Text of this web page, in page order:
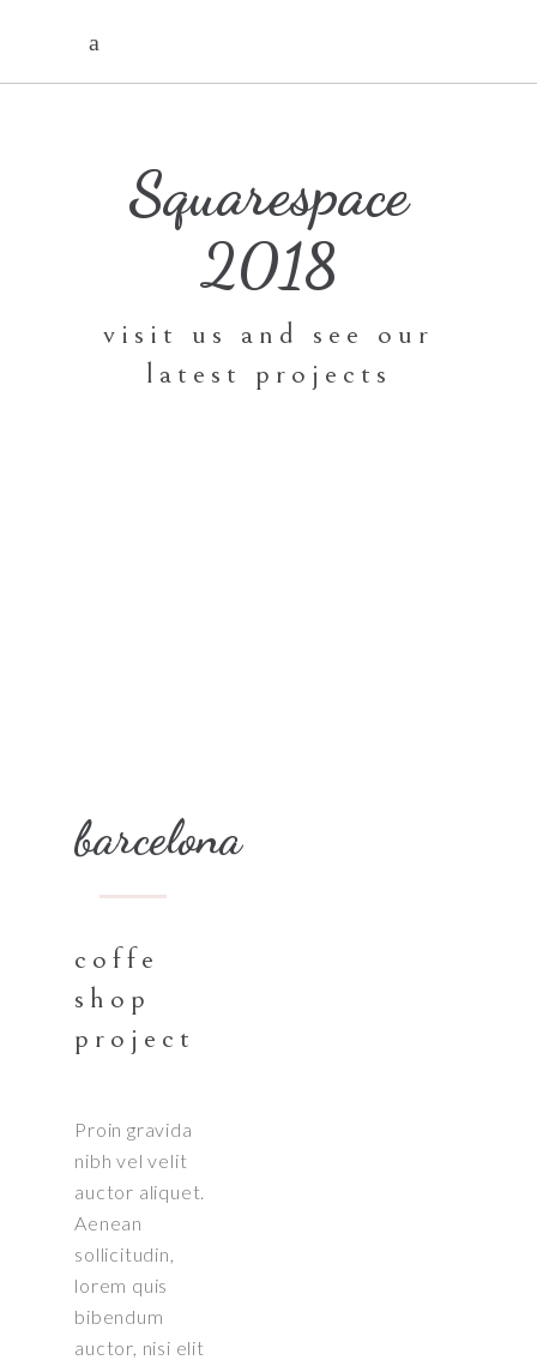
Squarespace
2018
visit us and see our
latest projects
barcelona
coffe
shop
project
Proin gravida
nibh vel velit
auctor aliquet.
Aenean
sollicitudin,
lorem quis
bibendum
auctor, nisi elit